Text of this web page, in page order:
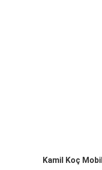
Kamil Koç